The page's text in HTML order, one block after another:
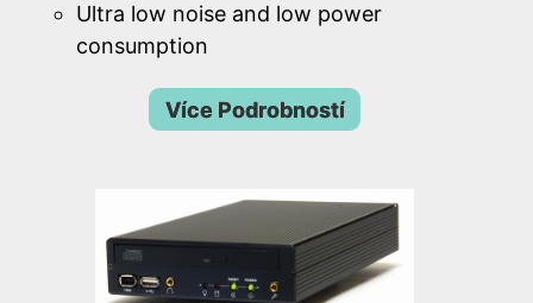
Ultra low noise and low power
consumption
Více Podrobností